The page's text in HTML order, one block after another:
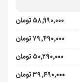
۵۸٬۹۹۰٬۰۰۰ تومان
۷۹٬۴۹۰٬۰۰۰ تومان
۵۰٬۲۹۰٬۰۰۰ تومان
۳۹٬۴۹۰٬۰۰۰ تومان